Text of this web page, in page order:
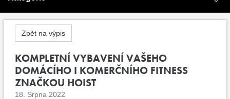
O nás
Kontakt
Magazín
AKCE
Doplňky stravy Fitness vybavení
OUTLET OBLEČENÍ
Zpět na výpis
KOMPLETNÍ VYBAVENÍ VAŠEHO
DOMÁCÍHO I KOMERČNÍHO FITNESS
ZNAČKOU HOIST
18. Srpna 2022